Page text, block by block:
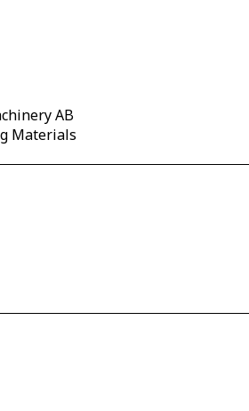
AB
Materials